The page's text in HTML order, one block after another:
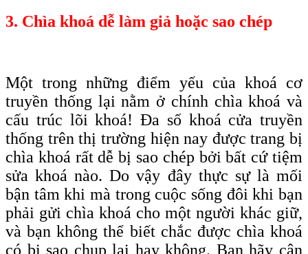
3. Chìa khoá dễ làm giả hoặc sao chép
Một trong những điểm yếu của khoá cơ
truyền thống lại nằm ở chính chìa khoá và
cấu trúc lõi khoá! Đa số khoá cửa truyền
thống trên thị trường hiện nay được trang bị
chìa khoá rất dễ bị sao chép bởi bất cứ tiệm
sửa khoá nào. Do vậy đây thực sự là mối
bận tâm khi mà trong cuộc sống đôi khi bạn
phải gửi chìa khoá cho một người khác giữ,
và bạn không thể biết chắc được chìa khoá
có bị sao chụp lại hay không. Bạn hãy cân